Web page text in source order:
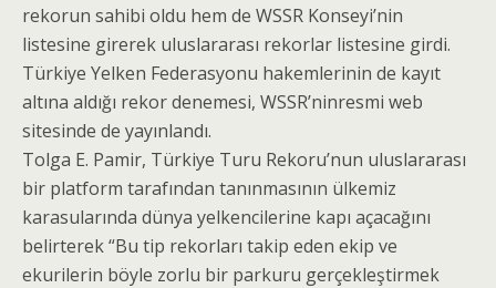
rekorun sahibi oldu hem de WSSR Konseyi’nin
listesine girerek uluslararası rekorlar listesine girdi.
Türkiye Yelken Federasyonu hakemlerinin de kayıt
altına aldığı rekor denemesi, WSSR’ninresmi web
sitesinde de yayınlandı.
Tolga E. Pamir, Türkiye Turu Rekoru’nun uluslararası
bir platform tarafından tanınmasının ülkemiz
karasularında dünya yelkencilerine kapı açacağını
belirterek “Bu tip rekorları takip eden ekip ve
ekurilerin böyle zorlu bir parkuru gerçekleştirmek